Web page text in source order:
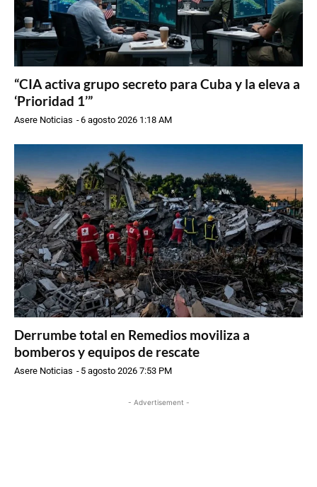
“CIA activa grupo secreto para Cuba y la eleva a
‘Prioridad 1’”
Asere Noticias -6 agosto 2026 1:18 AM
Derrumbe total en Remedios moviliza a
bomberos y equipos de rescate
Asere Noticias - 5 agosto 2026 7:53 PM
- Advertisement -